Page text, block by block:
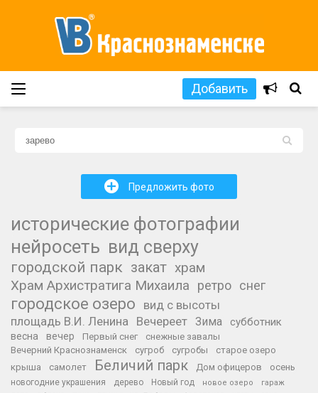
Добавить
+ Предложить фото
L
исторические фотографии
нейросеть вид сверху
городской парк закат храм
Храм Архистратига Михаила
ретро снег
городское озеро
вид с высоты
площадь В.И. Ленина
Вечереет Зима субботник
весна вечер Первый снег
снежные завалы
Вечерний Краснознаменск
сугроб сугробы
старое озеро
крыша
самолет Беличий парк Дом офицеров осень
новогодние украшения дерево Новый год новое озеро
гараж